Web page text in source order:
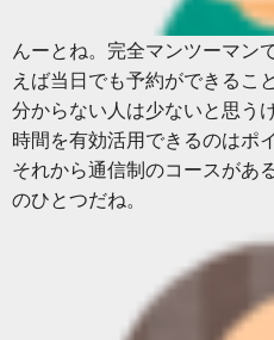
んーとね。完全マンツーマン
えば当日でも予約ができるこ
分からない人は少ないと思う
時間を有効活用できるのはポ
それから通信制のコースがあ
のひとつだね。